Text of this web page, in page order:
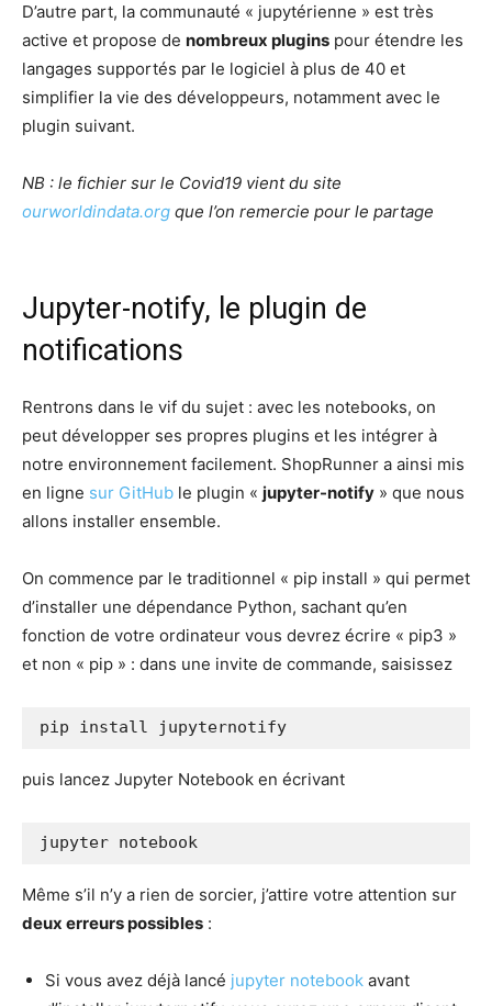
D’autre part, la communauté « jupytérienne » est très
active et propose de nombreux plugins pour étendre les
langages supportés par le logiciel à plus de 40 et
simplifier la vie des développeurs, notamment avec le
plugin suivant.
NB : le fichier sur le Covid19 vient du site
ourworldindata.org que l’on remercie pour le partage
Jupyter-notify, le plugin de
notifications
Rentrons dans le vif du sujet : avec les notebooks, on
peut développer ses propres plugins et les intégrer à
notre environnement facilement. ShopRunner a ainsi mis
en ligne sur GitHub le plugin « jupyter-notify » que nous
allons installer ensemble.
On commence par le traditionnel « pip install » qui permet
d’installer une dépendance Python, sachant qu’en
fonction de votre ordinateur vous devrez écrire « pip3 »
et non « pip » : dans une invite de commande, saisissez
pip install jupyternotify
puis lancez Jupyter Notebook en écrivant
jupyter notebook
Même s’il n’y a rien de sorcier, j’attire votre attention sur
deux erreurs possibles :
Si vous avez déjà lancé jupyter notebook avant